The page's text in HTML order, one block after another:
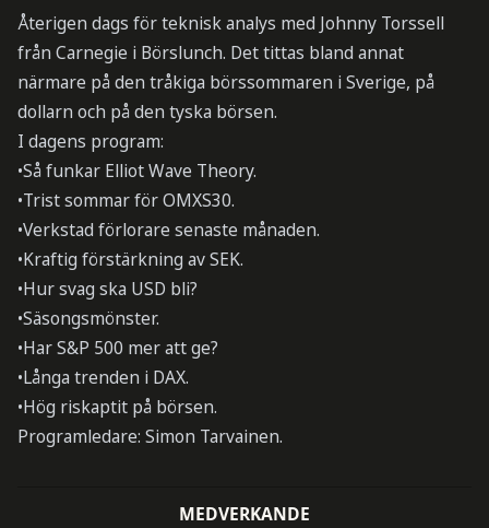
Återigen dags för teknisk analys med Johnny Torssell
från Carnegie i Börslunch. Det tittas bland annat
närmare på den tråkiga börssommaren i Sverige, på
dollarn och på den tyska börsen.
I dagens program:
•Så funkar Elliot Wave Theory.
•Trist sommar för OMXS30.
•Verkstad förlorare senaste månaden.
•Kraftig förstärkning av SEK.
•Hur svag ska USD bli?
•Säsongsmönster.
•Har S&P 500 mer att ge?
•Långa trenden i DAX.
•Hög riskaptit på börsen.
Programledare: Simon Tarvainen.
MEDVERKANDE